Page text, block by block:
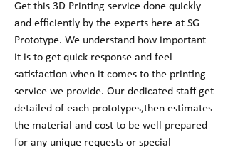
Get this 3D Printing service done quickly
and efficiently by the experts here at SG
Prototype. We understand how important
it is to get quick response and feel
satisfaction when it comes to the printing
service we provide. Our dedicated staff get
detailed of each prototypes,then estimates
the material and cost to be well prepared
for any unique requests or special